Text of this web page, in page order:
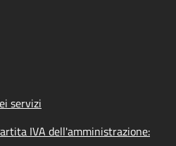
servizi
IVA dell'amministrazione: